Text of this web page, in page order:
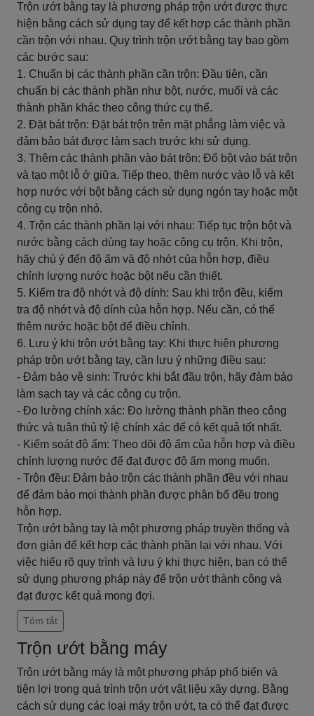
Trộn ướt bằng tay là phương pháp trộn ướt được thực
hiện bằng cách sử dụng tay để kết hợp các thành phần
cần trộn với nhau. Quy trình trộn ướt bằng tay bao gồm
các bước sau:
1. Chuẩn bị các thành phần cần trộn: Đầu tiên, cần
chuẩn bị các thành phần như bột, nước, muối và các
thành phần khác theo công thức cụ thể.
2. Đặt bát trộn: Đặt bát trộn trên mặt phẳng làm việc và
đảm bảo bát được làm sạch trước khi sử dụng.
3. Thêm các thành phần vào bát trộn: Đổ bột vào bát trộn
và tạo một lỗ ở giữa. Tiếp theo, thêm nước vào lỗ và kết
hợp nước với bột bằng cách sử dụng ngón tay hoặc một
công cụ trộn nhỏ.
4. Trộn các thành phần lại với nhau: Tiếp tục trộn bột và
nước bằng cách dùng tay hoặc công cụ trộn. Khi trộn,
hãy chú ý đến độ ẩm và độ nhớt của hỗn hợp, điều
chỉnh lượng nước hoặc bột nếu cần thiết.
5. Kiểm tra độ nhớt và độ dính: Sau khi trộn đều, kiểm
tra độ nhớt và độ dính của hỗn hợp. Nếu cần, có thể
thêm nước hoặc bột để điều chỉnh.
6. Lưu ý khi trộn ướt bằng tay: Khi thực hiện phương
pháp trộn ướt bằng tay, cần lưu ý những điều sau:
- Đảm bảo vệ sinh: Trước khi bắt đầu trộn, hãy đảm bảo
làm sạch tay và các công cụ trộn.
- Đo lường chính xác: Đo lường thành phần theo công
thức và tuân thủ tỷ lệ chính xác để có kết quả tốt nhất.
- Kiểm soát độ ẩm: Theo dõi độ ẩm của hỗn hợp và điều
chỉnh lượng nước để đạt được độ ẩm mong muốn.
- Trộn đều: Đảm bảo trộn các thành phần đều với nhau
để đảm bảo mọi thành phần được phân bố đều trong
hỗn hợp.
Trộn ướt bằng tay là một phương pháp truyền thống và
đơn giản để kết hợp các thành phần lại với nhau. Với
việc hiểu rõ quy trình và lưu ý khi thực hiện, bạn có thể
sử dụng phương pháp này để trộn ướt thành công và
đạt được kết quả mong đợi.
Tóm tắt
Trộn ướt bằng máy
Trộn ướt bằng máy là một phương pháp phổ biến và
tiện lợi trong quá trình trộn ướt vật liệu xây dựng. Bằng
cách sử dụng các loại máy trộn ướt, ta có thể đạt được